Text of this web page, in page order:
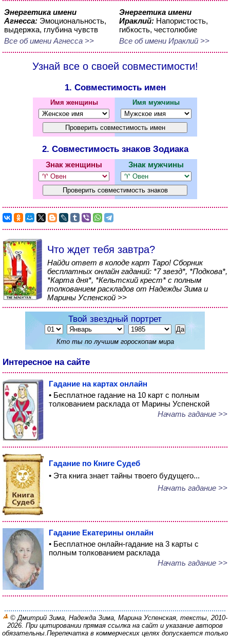
Энергетика имени
Агнесса: Эмоциональность,
выдержка, глубина чувств
Все об имени Агнесса >>
Энергетика имени
Ираклий: Напористость,
гибкость, честолюбие
Все об имени Ираклий >>
Узнай все о своей совместимости!
1. Совместимость имен
Имя женщины Имя мужчины
2. Совместимость знаков Зодиака
Знак женщины Знак мужчины
Что ждет тебя завтра?
Найди ответ в колоде карт Таро! Сборник
бесплатных онлайн гаданий: *7 звезд*, *Подкова*,
*Карта дня*, *Кельтский крест* с полным
толкованием раскладов от Надежды Зима и
Марины Успенской >>
Твой звездный портрет
Кто ты по лучшим гороскопам мира
Интересное на сайте
Гадание на картах онлайн
• Бесплатное гадание на 10 карт с полным
толкованием расклада от Марины Успенской
Начать гадание >>
Гадание по Книге Судеб
• Эта книга знает тайны твоего будущего...
Начать гадание >>
Гадание Екатерины онлайн
• Бесплатное онлайн-гадание на 3 карты с
полным толкованием расклада
Начать гадание >>
© Дмитрий Зима, Надежда Зима, Марина Успенская, тексты, 2010-
2026. При цитировании прямая ссылка на сайт и указание авторов
обязательны.Перепечатка в коммерческих целях допускается только